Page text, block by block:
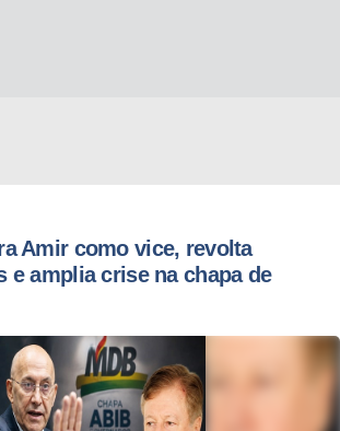
Amir como vice, revolta
e amplia crise na chapa de